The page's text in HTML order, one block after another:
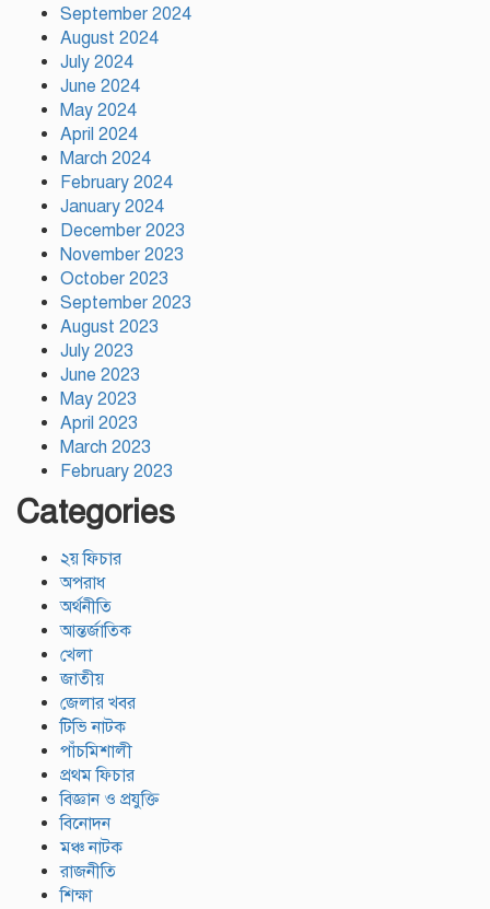
September 2024
August 2024
July 2024
June 2024
May 2024
April 2024
March 2024
February 2024
January 2024
December 2023
November 2023
October 2023
September 2023
August 2023
July 2023
June 2023
May 2023
April 2023
March 2023
February 2023
Categories
২য় ফিচার
অপরাধ
অর্থনীতি
আন্তর্জাতিক
খেলা
জাতীয়
জেলার খবর
টিভি নাটক
পাঁচমিশালী
প্রথম ফিচার
বিজ্ঞান ও প্রযুক্তি
বিনোদন
মঞ্চ নাটক
রাজনীতি
শিক্ষা